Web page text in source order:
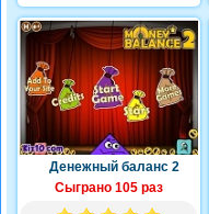
Денежный баланс 2
Сыграно 105 раз